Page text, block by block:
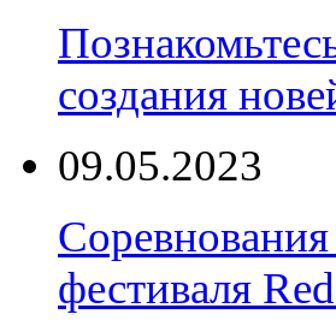
создания
09.05.2023
фестиваля